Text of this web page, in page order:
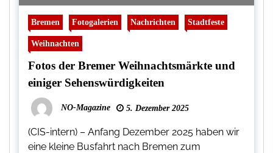
Bremen Fotogalerien Nachrichten Stadtfeste
Weihnachten
Fotos der Bremer Weihnachtsmärkte und
einiger Sehenswürdigkeiten
NO-Magazine 5. Dezember 2025
(CIS-intern) – Anfang Dezember 2025 haben wir
eine kleine Busfahrt nach Bremen zum